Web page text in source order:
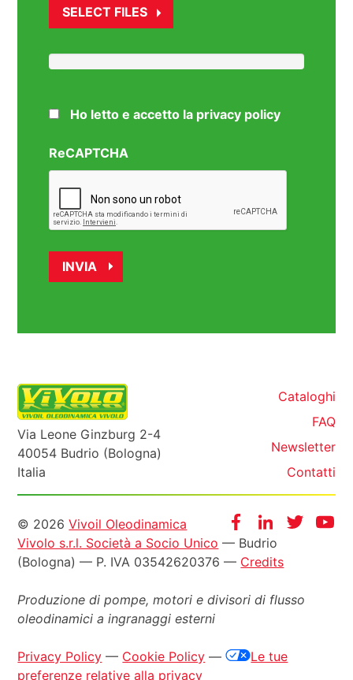
SELECT FILES
Ho letto e accetto la privacy policy
ReCAPTCHA
Via Leone Ginzburg 2-4
40054 Budrio (Bologna)
Italia
Cataloghi
FAQ
Newsletter
Contatti
FacebookInstagram
Twitter
Informazioni
legali
© 2026Vivoil Oleodinamica
Vivolo s.r.l. Società a Socio Unico — Budrio
(Bologna) — P. IVA 03542620376 — Credits
Produzione di pompe, motori edivisori di flusso
oleodinamici a ingranaggi esterni
Privacy Policy — Cookie Policy —
Le tue
preferenze relative alla privacy